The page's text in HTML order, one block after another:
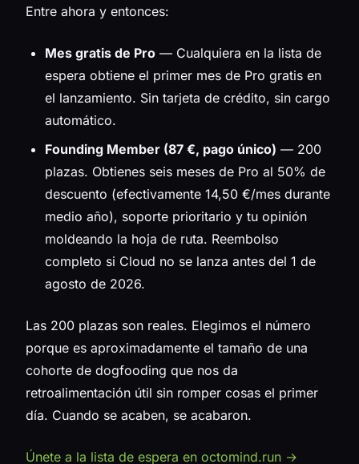
Entre ahora y entonces:
Mes gratis de Pro — Cualquiera en la lista de
espera obtiene el primer mes de Pro gratis en
el lanzamiento. Sin tarjeta de crédito, sin cargo
automático.
Founding Member (87 €, pago único) — 200
plazas. Obtienes seis meses de Pro al 50% de
descuento (efectivamente 14,50 €/mes durante
medio año), soporte prioritario y tu opinión
moldeando la hoja de ruta. Reembolso
completo si Cloud no se lanza antes del 1 de
agosto de 2026.
Las 200 plazas son reales. Elegimos el número
porque es aproximadamente el tamaño de una
cohorte de dogfooding que nos da
retroalimentación útil sin romper cosas el primer
día. Cuando se acaben, se acabaron.
Únete a la lista de espera en octomind.run →